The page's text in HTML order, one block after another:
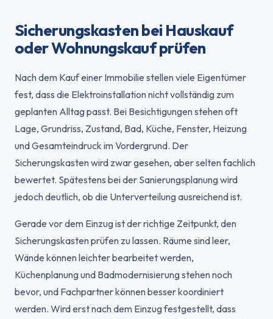
Sicherungskasten bei Hauskauf
oder Wohnungskauf prüfen
Nach dem Kauf einer Immobilie stellen viele Eigentümer
fest, dass die Elektroinstallation nicht vollständig zum
geplanten Alltag passt. Bei Besichtigungen stehen oft
Lage, Grundriss, Zustand, Bad, Küche, Fenster, Heizung
und Gesamteindruck im Vordergrund. Der
Sicherungskasten wird zwar gesehen, aber selten fachlich
bewertet. Spätestens bei der Sanierungsplanung wird
jedoch deutlich, ob die Unterverteilung ausreichend ist.
Gerade vor dem Einzug ist der richtige Zeitpunkt, den
Sicherungskasten prüfen zu lassen. Räume sind leer,
Wände können leichter bearbeitet werden,
Küchenplanung und Badmodernisierung stehen noch
bevor, und Fachpartner können besser koordiniert
werden. Wird erst nach dem Einzug festgestellt, dass